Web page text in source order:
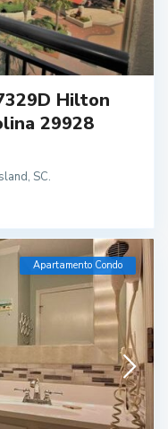
Hilton
29928
SC.
Apartamento Condo